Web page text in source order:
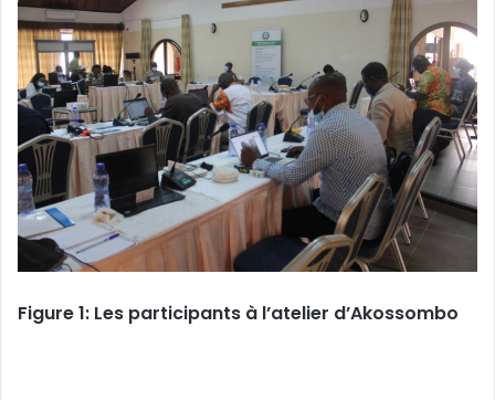
Figure 1: Les participants à l’atelier d’Akossombo